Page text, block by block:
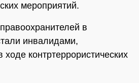
мероприятий.
в
инвалидами,
ходе контртеррористических